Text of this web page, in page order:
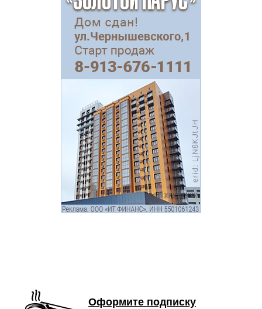
Оформите подписку